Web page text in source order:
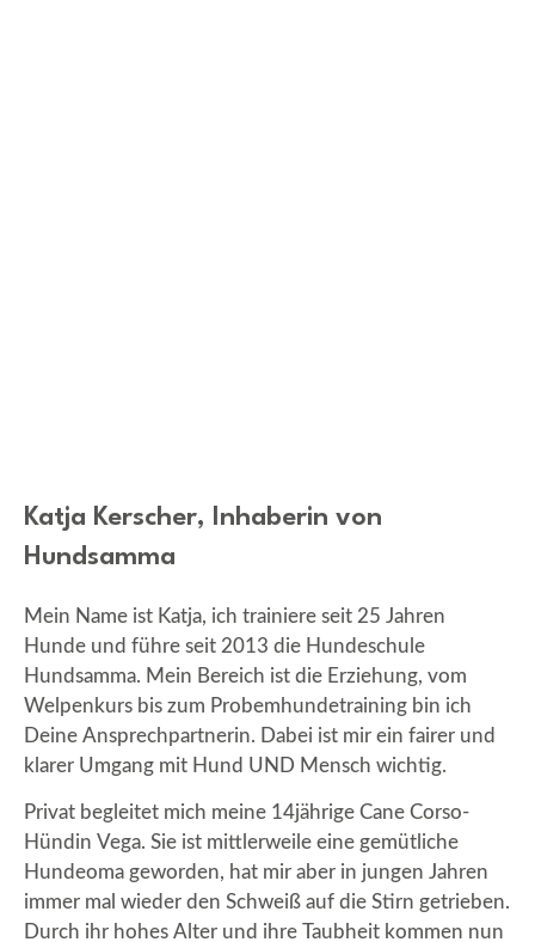
Katja Kerscher, Inhaberin von
Hundsamma
Mein Name ist Katja, ich trainiere seit 25 Jahren
Hunde und führe seit 2013 die Hundeschule
Hundsamma. Mein Bereich ist die Erziehung, vom
Welpenkurs bis zum Probemhundetraining bin ich
Deine Ansprechpartnerin. Dabei ist mir ein fairer und
klarer Umgang mit Hund UND Mensch wichtig.
Privat begleitet mich meine 14jährige Cane Corso-
Hündin Vega. Sie ist mittlerweile eine gemütliche
Hundeoma geworden, hat mir aber in jungen Jahren
immer mal wieder den Schweiß auf die Stirn getrieben.
Durch ihr hohes Alter und ihre Taubheit kommen nun